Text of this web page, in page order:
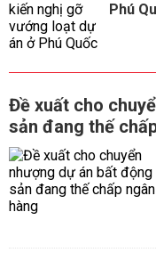
Phú
Đề xuất cho
sản đang thế